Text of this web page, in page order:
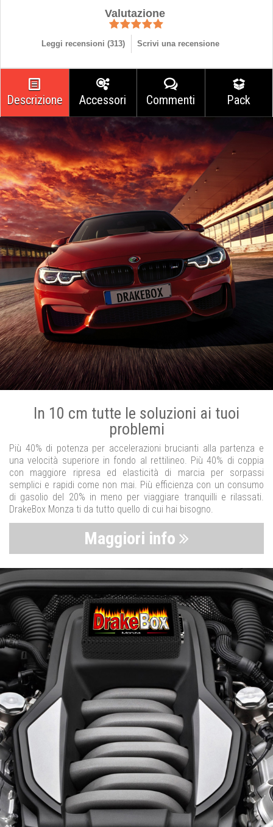
Valutazione
Leggi recensioni (313) Scrivi una recensione
Descrizione Accessori Commenti Pack
In 10 cm tutte le soluzioni ai tuoi
problemi
Più 40% di potenza per accelerazioni brucianti alla partenza e
una velocità superiore in fondo al rettilineo. Più 40% di coppia
con maggiore ripresa ed elasticità di marcia per sorpassi
semplici e rapidi come non mai. Più efficienza con un consumo
di gasolio del 20% in meno per viaggiare tranquilli e rilassati.
DrakeBox Monza ti da tutto quello di cui hai bisogno.
Maggiori info